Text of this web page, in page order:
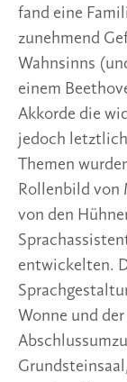
fand eine
zunehmend
Wahnsinns
einem
Akkorde die
jedoch
Themen
Rollenbild von
von den
entwickelten.
Wonne und